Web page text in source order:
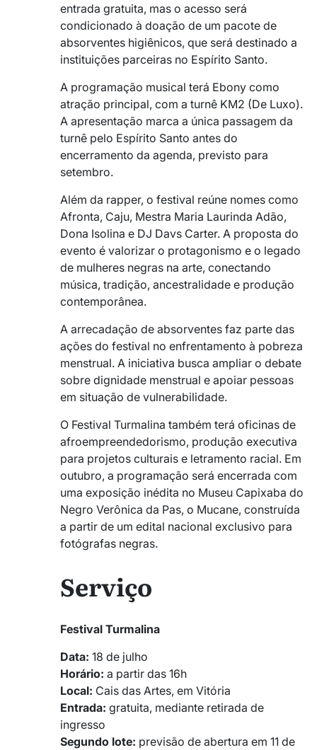
entrada gratuita, mas o acesso será
condicionado à doação de um pacote de
absorventes higiênicos, que será destinado a
instituições parceiras no Espírito Santo.
A programação musical terá Ebony como
atração principal, com a turnê KM2 (De Luxo).
A apresentação marca a única passagem da
turnê pelo Espírito Santo antes do
encerramento da agenda, previsto para
setembro.
Além da rapper, o festival reúne nomes como
Afronta, Caju, Mestra Maria Laurinda Adão,
Dona Isolina e DJ Davs Carter. A proposta do
evento é valorizar o protagonismo e o legado
de mulheres negras na arte, conectando
música, tradição, ancestralidade e produção
contemporânea.
A arrecadação de absorventes faz parte das
ações do festival no enfrentamento à pobreza
menstrual. A iniciativa busca ampliar o debate
sobre dignidade menstrual e apoiar pessoas
em situação de vulnerabilidade.
O Festival Turmalina também terá oficinas de
afroempreendedorismo, produção executiva
para projetos culturais e letramento racial. Em
outubro, a programação será encerrada com
uma exposição inédita no Museu Capixaba do
Negro Verônica da Pas, o Mucane, construída
a partir de um edital nacional exclusivo para
fotógrafas negras.
Serviço
Festival Turmalina
Data: 18 de julho
Horário: a partir das 16h
Local: Cais das Artes, em Vitória
Entrada: gratuita, mediante retirada de
ingresso
Segundo lote: previsão de abertura em 11 de